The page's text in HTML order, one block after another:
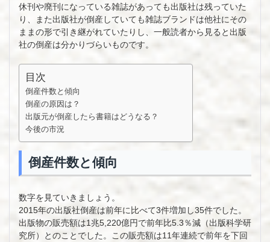
休刊や廃刊になっている雑誌があっても出版社は残っていた
り、また出版社が倒産していても雑誌ブランドは他社にその
ままの形で引き継がれていたりし、一般読者から見ると出版
社の倒産は分かりづらいものです。
目次
倒産件数と傾向
倒産の原因は？
出版元が倒産したら書籍はどうなる？
今後の市況
倒産件数と傾向
数字を見ていきましょう。
2015年の出版社倒産は前年に比べて3件増加し35件でした。
出版物の販売額は1兆5,220億円で前年比5.3％減（出版科学研
究所）とのことでした。この販売額は11年連続で前年を下回